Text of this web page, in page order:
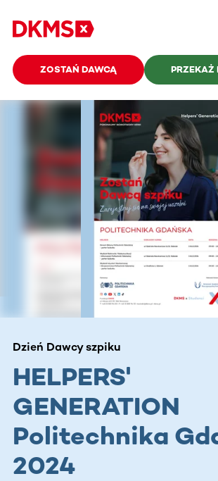
ZOSTAŃ DAWCĄ PRZEKAŻ
Dzień Dawcy szpiku
HELPERS'
GENERATION
Politechnika
2024